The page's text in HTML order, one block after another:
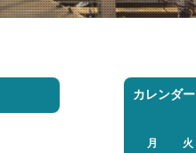
カレンダー
月
火